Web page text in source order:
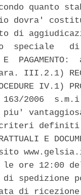
quanto
dovra'
di
speciale
E
III.2.1)
IV.1)
2006
piu'
i criteri
E
le ore 12:00
di spedizione
di